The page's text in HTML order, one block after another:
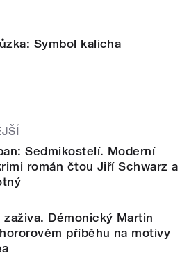
Symbol kalicha
Sedmikostelí. Moderní
román čtou Jiří Schwarz a
zaživa. Démonický Martin
příběhu na motivy